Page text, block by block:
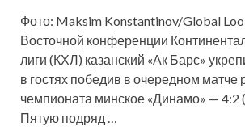
Фото: Maksim Konstantinov/Global
Восточной конференции
лиги (КХЛ) казанский «Ак Барс»
в гостях победив в очередном матче
чемпионата минское «Динамо» — 4:2
Пятую подряд …